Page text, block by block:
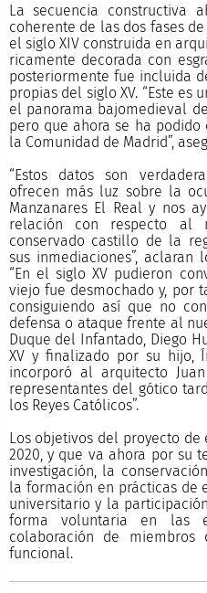
La secuencia constructiva
coherente de las dos fases
el siglo XIV construida en
ricamente decorada con
posteriormente fue incluida
propias del siglo XV. “Este es
el panorama bajomedieval
pero que ahora se ha
la Comunidad de Madrid”,
“Estos datos son
ofrecen más luz sobre la
Manzanares El Real y nos
relación con respecto al
conservado castillo de la
sus inmediaciones”, aclaran
“En el siglo XV pudieron
viejo fue desmochado y, por
consiguiendo así que no
defensa o ataque frente al
Duque del Infantado, Diego
XV y finalizado por su hijo,
incorporó al arquitecto
representantes del gótico
los Reyes Católicos”.
Los objetivos del proyecto
2020, y que va ahora por su
investigación, la
la formación en prácticas de
universitario y la
forma voluntaria en las
colaboración de miembros
funcional.